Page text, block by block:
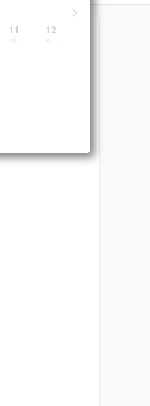
>
11 12